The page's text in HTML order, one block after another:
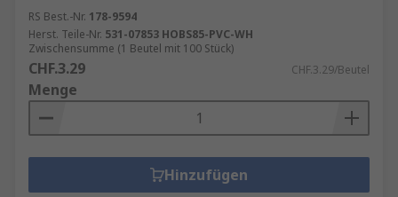
RS Best.-Nr. 178-9594
Herst. Teile-Nr. 531-07853 HOBS85-PVC-WH
Zwischensumme (1 Beutel mit 100 Stück)
CHF.3.29 CHF.3.29/Beutel
Menge
Hinzufügen